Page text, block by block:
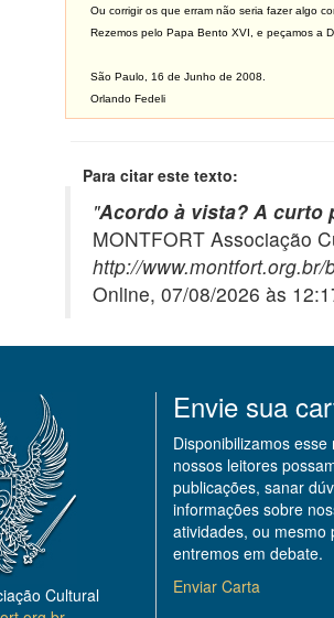
Ou corrigir os que erram não seria fazer algo
Rezemos pelo Papa Bento XVI, e peçamos a
São Paulo, 16 de Junho de 2008.
Orlando Fedeli
Para citar este texto:
"Acordo à vista? A curto
MONTFORT Associação
http://
Online, 07/08/2026 às
Cultural
Envie sua
Disponibilizamos
nossos leitores
publicações, sanar
informações sobre
atividades, ou mesmo
entremos em debate.
Enviar Carta